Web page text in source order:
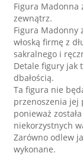
Figura Madonna
zewnątrz.
Figura Madonny
włoską firmę z
sakralnego i
Detale figury jak
dbałością.
Ta figura nie
przenoszenia jej
ponieważ
niekorzystnych
Zarówno odlew
wykonane.